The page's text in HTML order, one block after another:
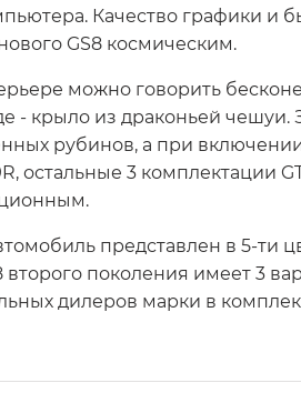
Качество графики и
GS8 космическим.
можно говорить
- крыло из драконьей
рубинов, а при
остальные 3 комплектации
представлен в 5-
второго поколения имеет 3
дилеров марки в